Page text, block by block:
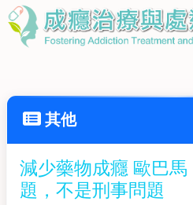
其他
減少藥物成癮 歐巴
題，不是刑事問題